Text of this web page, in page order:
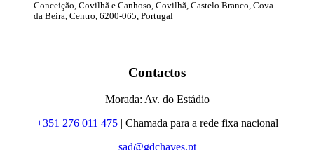
Conceição, Covilhã e Canhoso, Covilhã, Castelo Branco, Cova
da Beira, Centro, 6200-065, Portugal
Contactos
Morada: Av. do Estádio
+351 276 011 475| Chamada para a rede fixa nacional
sad@gdchaves.pt